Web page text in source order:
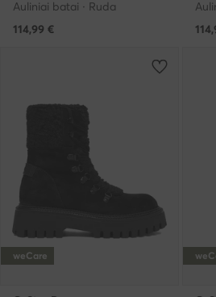
Auliniai batai · Ruda
114,99 €
weCare